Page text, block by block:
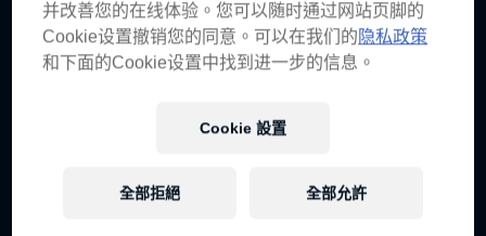
Red Bull Dance Your Style Hong Kong
并改善您的在线体验。您可以随时通过网站页脚的
Cookie设置撤销您的同意。可以在我们的 隐私政策
和下面的Cookie设置中找到进一步的信息。
Cookie 設置
全部拒絕 全部允許